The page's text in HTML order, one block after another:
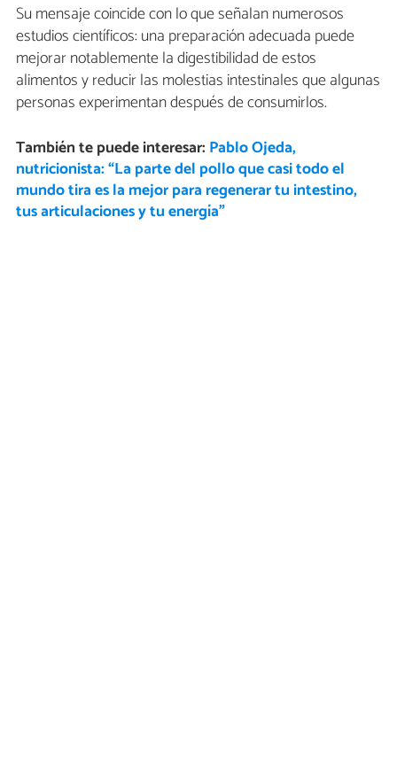
Su mensaje coincide con lo que señalan numerosos
estudios científicos: una preparación adecuada puede
mejorar notablemente la digestibilidad de estos
alimentos y reducir las molestias intestinales que algunas
personas experimentan después de consumirlos.
También te puede interesar: Pablo Ojeda,
nutricionista: “La parte del pollo que casi todo el
mundo tira es la mejor para regenerar tu intestino,
tus articulaciones y tu energía”